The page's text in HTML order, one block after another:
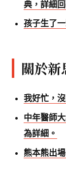
典，詳細回
孩子生了
關於新
我好忙，
中年醫師
為詳細。
熊本熊出